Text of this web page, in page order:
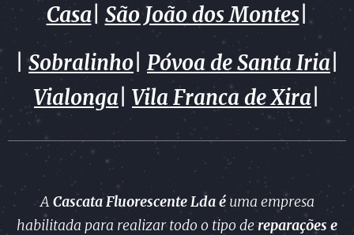
Casa| São João dos Montes
|Sobralinho Póvoa de Santa Iria
Vialonga Vila Franca de Xira
ACascata Fluorescente Lda éuma empresa
habilitada para realizar todo o tipo dereparações e